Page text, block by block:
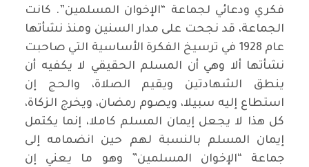
فكري ودعائي لجماعة “الإخوان المسلمين”. كانت
الجماعة، قد نجحت على مدار السنين ومنذ نشأتها
عام 1928 في ترسيخ الفكرة الأساسية التي صاحبت
نشأتها ألا وهي أن المسلم الحقيقي لا يكفيه أن
ينطق الشهادتين ويقيم الصلاة، والحج إن
استطاع إليه سبيلا، ويصوم رمضان، ويخرج الزكاة،
كل هذا لا يجعل إيمان المسلم كاملا، إنما يكتمل
إيمان المسلم بالنسبة لهم حين انضمامه إلى
جماعة “الإخوان المسلمين” وهو ما يعني إن